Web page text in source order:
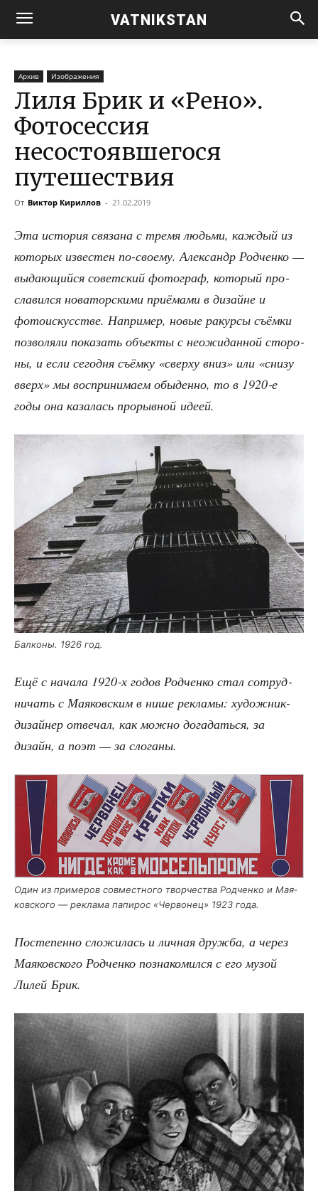
VATNIKSTAN
Архив Изображения
Лиля Брик и «Рено».
Фотосессия
несостоявшегося
путешествия
От Виктор Кириллов - 21.02.2019
Эта исто­рия свя­за­на с тре­мя людь­ми, каж­дый из
кото­рых изве­стен по-сво­е­му. Алек­сандр Род­чен­ко —
выда­ю­щий­ся совет­ский фото­граф, кото­рый про­
сла­вил­ся нова­тор­ски­ми при­ё­ма­ми в дизайне и
фото­ис­кус­стве. Напри­мер, новые ракур­сы съём­ки
поз­во­ля­ли пока­зать объ­ек­ты с неожи­дан­ной сто­ро­
ны, и если сего­дня съём­ку «свер­ху вниз» или «сни­зу
вверх» мы вос­при­ни­ма­ем обы­ден­но, то в 1920‑е
годы она каза­лась про­рыв­ной идеей.
Бал­ко­ны. 1926 год.
Ещё с нача­ла 1920‑х годов Род­чен­ко стал сотруд­
ни­чать с Мая­ков­ским в нише рекла­мы: худож­ник-
дизай­нер отве­чал, как мож­но дога­дать­ся, за
дизайн, а поэт — за слоганы.
Один из при­ме­ров сов­мест­но­го твор­че­ства Род­чен­ко и Мая­
ков­ско­го — рекла­ма папи­рос «Чер­во­нец» 1923 года.
Посте­пен­но сло­жи­лась и лич­ная друж­ба, а через
Мая­ков­ско­го Род­чен­ко позна­ко­мил­ся с его музой
Лилей Брик.